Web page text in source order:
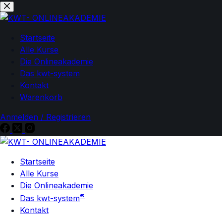
Zum
Inhalt
Zum
Inhalt
Startseite
Alle Kurse
Die Onlineakademie
Das kwt-system
Kontakt
Warenkorb
Anmelden / Registrieren
Startseite
Alle Kurse
Die Onlineakademie
Das kwt-system®
Kontakt